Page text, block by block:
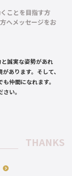
ことを目指す方
へメッセージをお
誠実な姿勢があれ
あります。そして、
仲間になれます。
い。
THANKS